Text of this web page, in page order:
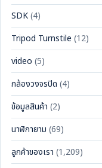
SDK(4)
Tripod Turnstile (12)
video (5)
กล้องวงจรปิด (4)
ข้อมูลสินค้า (2)
นาฬิกายาม (69)
ลูกค้าของเรา (1,209)